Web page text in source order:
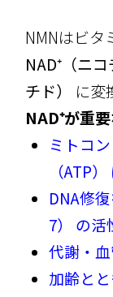
NMNはビタ
NAD⁺（ニ
チド）
に変
NAD⁺が重
ミトコ
（ATP
DNA修
7） の活
代謝・
加齢と